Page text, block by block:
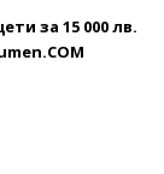
за 15 000 лв.